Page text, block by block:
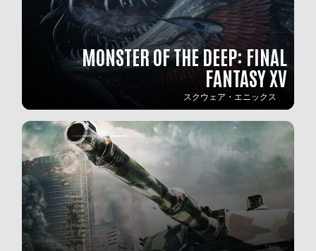
MONSTER OF THE DEEP: FINAL
FANTASY XV
スクウェア・エニックス